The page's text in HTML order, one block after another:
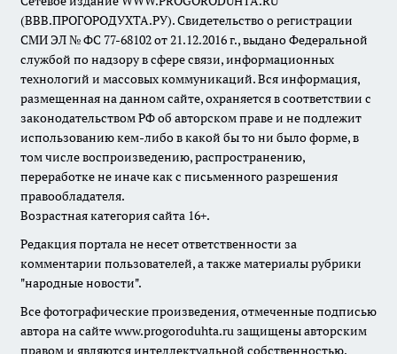
(ВВВ.ПРОГОРОДУХТА.РУ). Свидетельство о регистрации
СМИ ЭЛ № ФС 77-68102 от 21.12.2016 г., выдано Федеральной
службой по надзору в сфере связи, информационных
технологий и массовых коммуникаций. Вся информация,
размещенная на данном сайте, охраняется в соответствии с
законодательством РФ об авторском праве и не подлежит
использованию кем-либо в какой бы то ни было форме, в
том числе воспроизведению, распространению,
переработке не иначе как с письменного разрешения
правообладателя.
Возрастная категория сайта 16+.
Редакция портала не несет ответственности за
комментарии пользователей, а также материалы рубрики
"народные новости".
Все фотографические произведения, отмеченные подписью
автора на сайте www.progoroduhta.ru защищены авторским
правом и являются интеллектуальной собственностью.